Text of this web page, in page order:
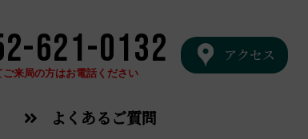
621-0132
ご来局の方はお電話ください
アクセス
よくあるご質問